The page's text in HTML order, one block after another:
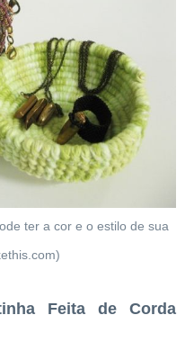
ter a cor e o estilo de sua
Feita de Corda